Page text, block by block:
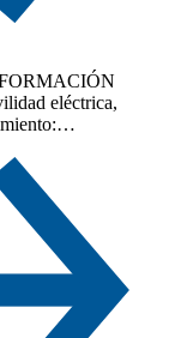
eléctrica,